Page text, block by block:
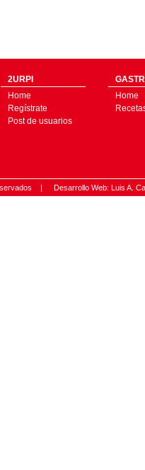
2URPI
Home
Regístrate
Post de usuarios
Home
| Desarrollo Web: Luis